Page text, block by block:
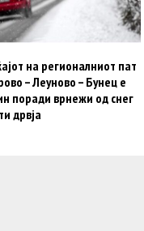
на регионалниот пат
– Леуново – Бунец e
поради врнежи од снег
дрвја